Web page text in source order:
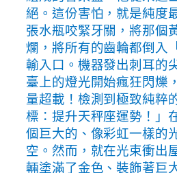
絕。這份害怕，就是純度
張水瓶咬緊牙關，將那個
爛，將所有的齒輪都倒入
輸入口。機器發出刺耳的
臺上的燈光開始瘋狂閃爍
量超載！檢測到極致純粹
標：提升天秤座運勢！」
個巨大的、像彩虹一樣的
空。然而，就在光束衝出
輛塗滿了金色、裝飾著巨